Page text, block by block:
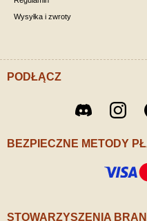
Wysyłka i zwroty
PODŁĄCZ
Discord
BEZPIECZNE METODY
STOWARZYSZENIA